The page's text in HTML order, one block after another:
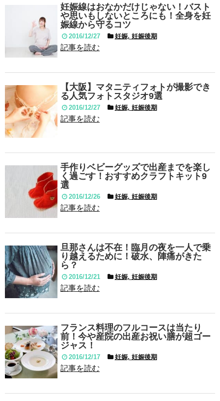
妊娠線はおなかだけじゃない！バスト
や思いもしないところにも！全身を妊
娠線から守るコツ
2016/12/27 妊娠, 妊娠後期
記事を読む
【大阪】マタニティフォトが撮影でき
る人気フォトスタジオ9選
2016/12/27 妊娠, 妊娠後期
記事を読む
手作りベビーグッズで出産までを楽し
く過ごす！おすすめクラフトキット9
選
2016/12/26 妊娠, 妊娠後期
記事を読む
旦那さんは不在！臨月の夜を一人で乗
り越えるために！破水、陣痛がきた
ら？
2016/12/21 妊娠, 妊娠後期
記事を読む
フランス料理のフルコースは当たり
前！今や産院の出産お祝い膳が超ゴー
ジャス！
2016/12/17 妊娠, 妊娠後期
記事を読む